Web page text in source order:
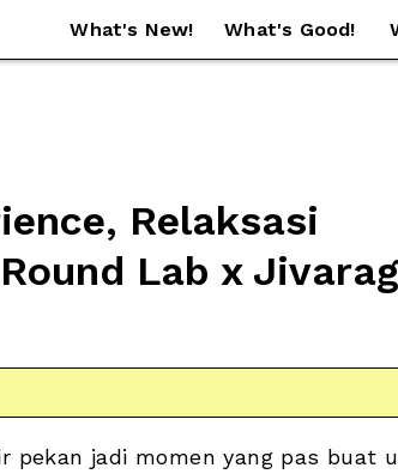
What's New! What's Good!
Relaksasi
Lab x
pekan jadi momen yang pas buat